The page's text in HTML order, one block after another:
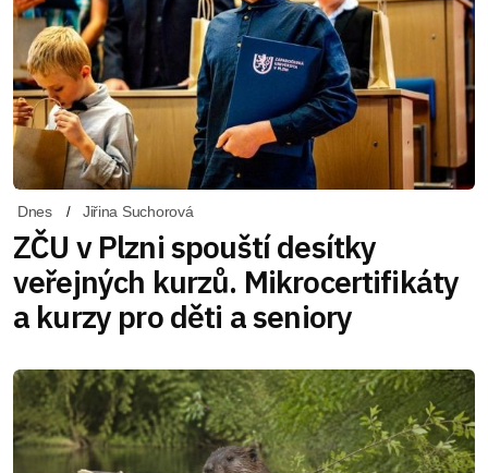
Dnes Jiřina Suchorová
ZČU v Plzni spouští desítky
veřejných kurzů. Mikrocertifikáty
a kurzy pro děti a seniory